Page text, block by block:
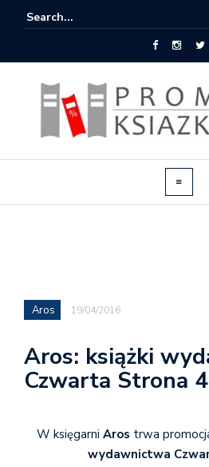
Aros 19/04/2016
Aros: książki
Czwarta Strona
W księgarni Aros trwa
wydawnictwa